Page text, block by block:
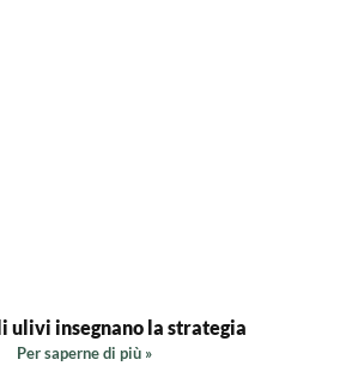
ulivi insegnano la strategia
Per saperne di più »